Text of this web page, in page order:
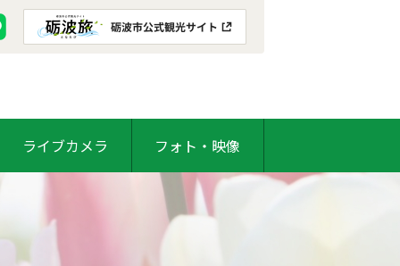
ライブカメラ フォト・映像